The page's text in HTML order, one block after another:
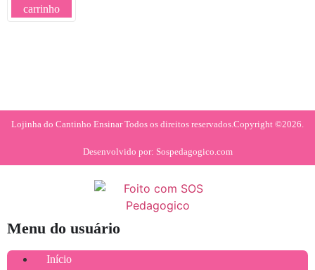
carrinho
Lojinha do Cantinho Ensinar Todos os direitos reservados.Copyright ©2026.
Desenvolvido por: Sospedagogico.com
Menu do usuário
Início